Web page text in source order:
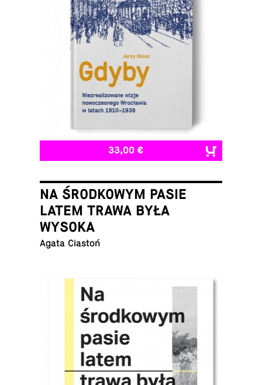
33,00 €
NA ŚRODKOWYM PASIE
LATEM TRAWA BYŁA
WYSOKA
Agata Ciastoń